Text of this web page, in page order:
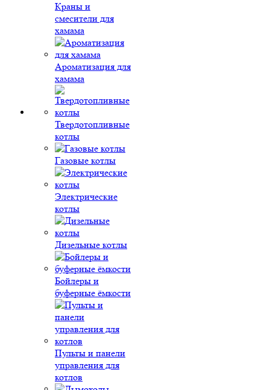
Краны и
смесители для
хамама
Ароматизация для
хамама
Твердотопливные
котлы
Газовые котлы
Электрические
котлы
Дизельные котлы
Бойлеры и
буферные ёмкости
Пульты и панели
управления для
котлов